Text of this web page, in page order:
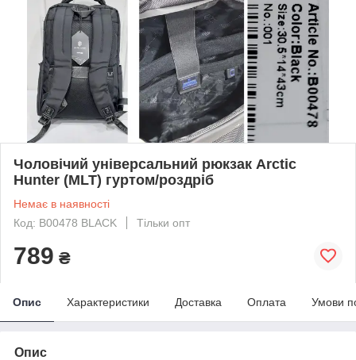
Чоловічий універсальний рюкзак Arctic
Hunter (MLT) гуртом/роздріб
Немає в наявності
Код: B00478 BLACK
Тільки опт
789 ₴
Опис Характеристики Доставка Оплата Умови
Опис